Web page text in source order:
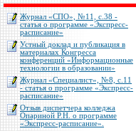
Журнал «СПО», №11, с.38 -
статья о программе «Экспресс-
расписание»
Устный доклад и публикация в
материалах Конгресса
конференций «Информационные
технологии в образовании»
Журнал «Специалист», №8, с.11
- статья о программе «Экспресс-
расписание»
Отзыв диспетчера колледжа
Опариной Р.Н. о программе
«Экспресс-расписание».